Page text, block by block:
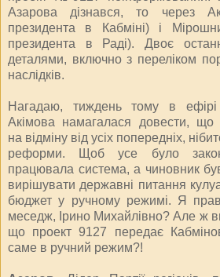
Азарова дізнався, то через
президента в Кабміні) і
президента в Раді). Двоє
деталями, включно з переліком
наслідків.
Нагадаю, тиждень тому в
Акімова намагалася довести, що
на відміну від усіх попередніх,
реформи. Щоб усе було
працювала система, а чиновник
вирішувати державні питання
бюджет у ручному режимі. Я
меседж, Ірино Михайлівно? Але ж
що проект 9127 передає
саме в ручний режим?!